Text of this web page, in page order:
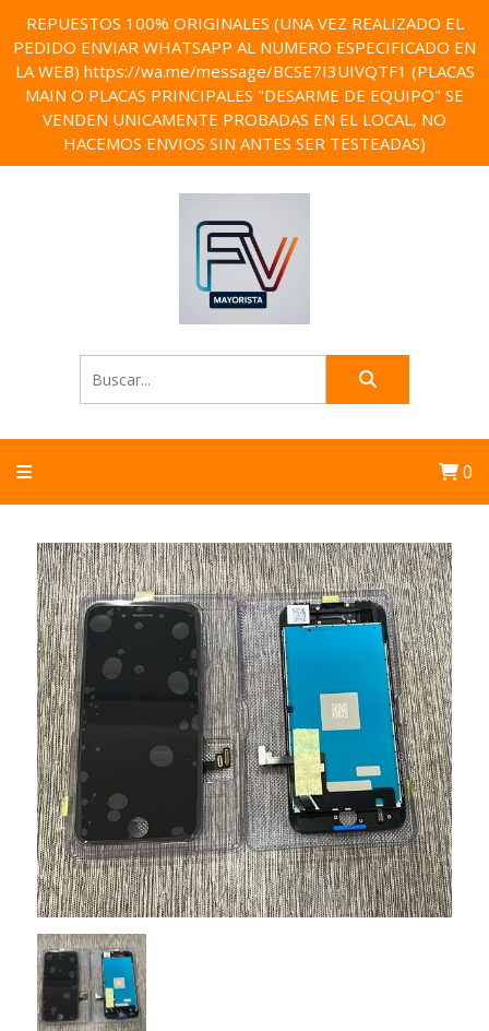
REPUESTOS 100% ORIGINALES (UNA VEZ REALIZADO EL
PEDIDO ENVIAR WHATSAPP AL NUMERO ESPECIFICADO EN
LA WEB) https://wa.me/message/BCSE7I3UIVQTF1 (PLACAS
MAIN O PLACAS PRINCIPALES "DESARME DE EQUIPO" SE
VENDEN UNICAMENTE PROBADAS EN EL LOCAL, NO
HACEMOS ENVIOS SIN ANTES SER TESTEADAS)
0